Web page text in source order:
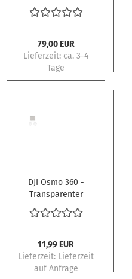
Rennradsport
79,00 EUR
Lieferzeit: ca. 3-4
Tage
DJI Osmo 360 -
Transparenter
Linsenschutz
11,99 EUR
Lieferzeit: Lieferzeit
auf Anfrage